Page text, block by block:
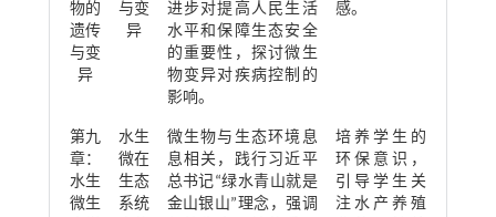
物的
遗传
与变
异
与变
异
进步对提高人民生活
水平和保障生态安全
的重要性，探讨微生
物变异对疾病控制的
影响。
感。
第九
章：
水生
微生
水生
微在
生态
系统
微生物与生态环境息
息相关，践行习近平
总书记“绿水青山就是
金山银山”理念，强调
培养学生的
环保意识，
引导学生关
注水产养殖